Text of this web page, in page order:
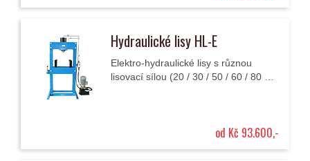
Hydraulické lisy HL-E
Elektro-hydraulické lisy s různou
lisovací sílou (20 / 30 / 50 / 60 / 80 t)
od Kč 93.600,-